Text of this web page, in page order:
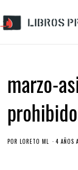
marzo-
POR LORETO ML 4 AÑOS